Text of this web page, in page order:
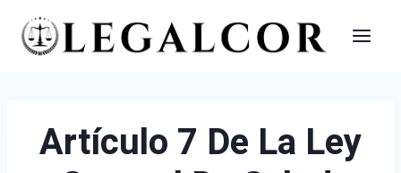
Saltar
Artículo 7 De La Ley